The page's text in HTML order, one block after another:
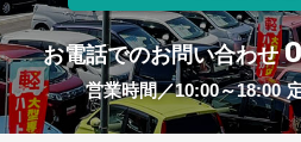
お電話でのお問い合わせ
営業時間／10:00～18:00